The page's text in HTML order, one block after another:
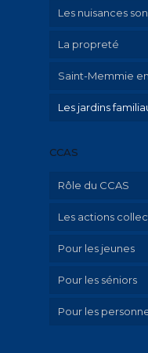
Les nuisances
La propreté
Saint-Memmie
Les jardins
CCAS
Rôle du CCAS
Qu’est-ce que
Aide aux
Hébergement
Les actions
Pour les jeunes
Ville amie des
Pour les séniors
Portage de
Pour les